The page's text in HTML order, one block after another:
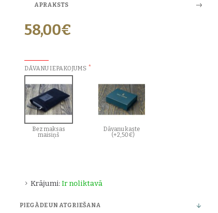
APRAKSTS
Krājumi: Ir noliktavā
58,00€
DĀVANU IEPAKOJUMS
Bez maksas
maisiņš
Dāvanu kaste
(+2,50€)
PIEGĀDE UN ATGRIEŠANA